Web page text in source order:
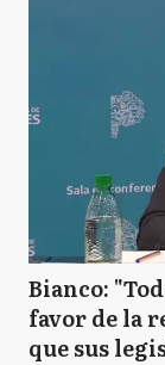
Bianco:
favor de la
que sus